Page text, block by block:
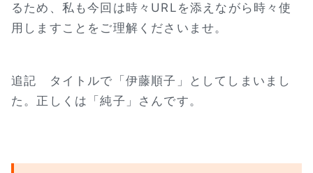
るため、私も今回は時々URLを添えながら時々使
用しますことをご理解くださいませ。
追記 タイトルで「伊藤順子」としてしまいまし
た。正しくは「純子」さんです。